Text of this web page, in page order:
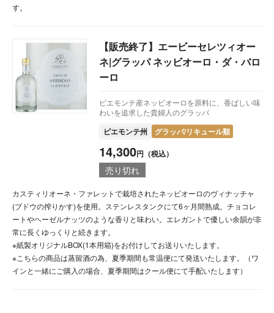
す。
【販売終了】エービーセレツィオー
ネ|グラッパ ネッビオーロ・ダ・バロ
ーロ
ピエモンテ産ネッビオーロを原料に、香ばしい味
わいを追求した貴婦人のグラッパ
ピエモンテ州 グラッパ/リキュール類
14,300円（税込）
売り切れ
カスティリオーネ・ファレットで栽培されたネッビオーロのヴィナッチャ
(ブドウの搾りかす)を使用。ステンレスタンクにて6ヶ月間熟成。チョコレ
ートやヘーゼルナッツのような香りと味わい。エレガントで優しい余韻が非
常に長くゆっくりと続きます。
※紙製オリジナルBOX(1本用箱)をお付けしてお送りいたします。
※こちらの商品は蒸留酒の為、夏季期間も常温便にて発送いたします。（ワ
インと一緒にご購入の場合、夏季期間はクール便にて手配いたします）